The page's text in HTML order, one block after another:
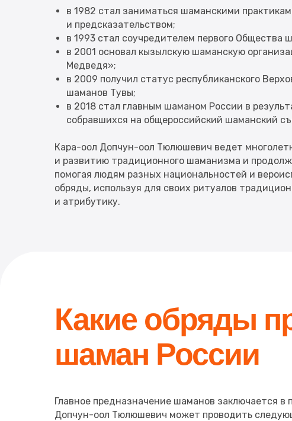
в 1982 стал заниматься шаманскими
и предсказательством;
в 1993 стал соучредителем первого Общества
в 2001 основал кызылскую шаманскую
Медведя»;
в 2009 получил статус республиканского
шаманов Тувы;
в 2018 стал главным шаманом России в
собравшихся на общероссийский шаманский
Кара-оол Допчун-оол Тюлюшевич ведет
и развитию традиционного шаманизма и
помогая людям разных национальностей и
обряды, используя для своих ритуалов
и атрибутику.
Какие обряды
шаман России
Главное предназначение шаманов заключается
Допчун-оол Тюлюшевич может проводить